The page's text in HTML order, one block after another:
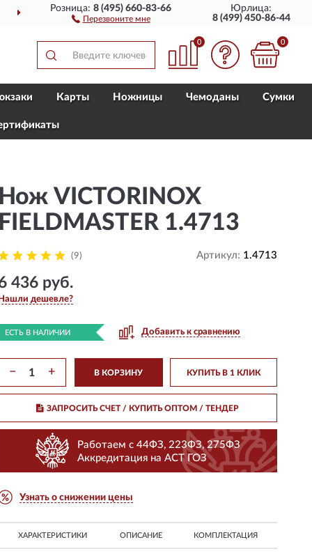
ПОЛНЫЙАССОРТИМЕНТ
Розница:8 (495) 660-83-66
Перезвоните мне
Юрлица:
8 (499) 450-86-44
0 0
Карты Ножницы Чемоданы Сумки
Нож VICTORINOX
FIELDMASTER 1.4713
(9) Артикул: 1.4713
436 руб.
Нашли дешевле?
ЕСТЬ В НАЛИЧИИ Добавить к сравнению
− + В КОРЗИНУ КУПИТЬ В 1 КЛИК
ЗАПРОСИТЬ СЧЕТ / КУПИТЬ ОПТОМ/ ТЕНДЕР
Работаем с 44ФЗ, 223ФЗ, 275ФЗ
Аккредитация на АСТ ГОЗ
Узнать о снижении цены
ХАРАКТЕРИСТИКИ ОПИСАНИЕ КОМПЛЕКТАЦИЯ